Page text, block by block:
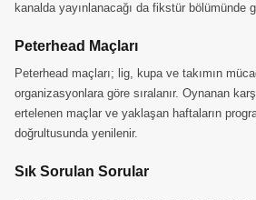
kanalda yayınlanacağı da fikstür bölümünde
Peterhead Maçları
Peterhead maçları; lig, kupa ve takımın
organizasyonlara göre sıralanır. Oynanan
ertelenen maçlar ve yaklaşan haftaların
doğrultusunda yenilenir.
Sık Sorulan Sorular